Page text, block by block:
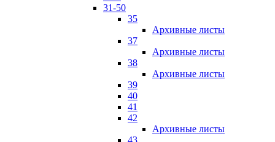
31-50
35
Архивные листы
37
Архивные листы
38
Архивные листы
39
40
41
42
Архивные листы
43